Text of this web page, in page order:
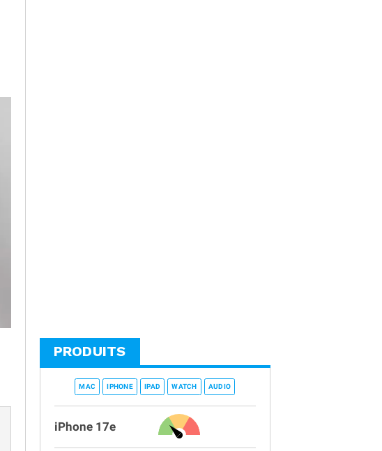
PRODUITS
MAC IPHONE IPAD WATCH AUDIO
iPhone 17e